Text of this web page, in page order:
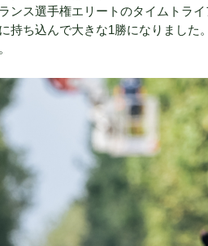
ンス選手権エリートのタイムトラ
持ち込んで大きな1勝になりました